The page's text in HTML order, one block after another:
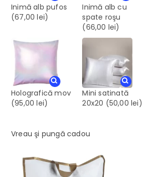
Inimă alb pufos
(67,00 lei)
Inimă alb cu
spate roşu
(66,00 lei)
Holografică mov
(95,00 lei)
Mini satinată
20x20 (50,00 lei)
Vreau şi pungă cadou